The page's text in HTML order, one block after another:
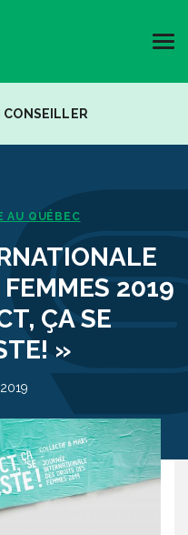
CONSEILLER
AU QUÉBEC
2019
ÇA SE
»